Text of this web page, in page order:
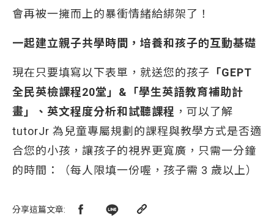
會再被一擁而上的暴衝情緒給綁架了！
一起建立親子共學時間，培養和孩子的互動基礎
現在只要填寫以下表單，就送您的孩子 「GEPT
全民英檢課程20堂」&「學生英語教育補助計
畫」、英文程度分析和試聽課程 ，可以了解
tutorJr 為兒童專屬規劃的課程與教學方式是否適
合您的小孩，讓孩子的視界更寬廣，只需一分鐘
的時間：（每人限填一份喔，孩子需 3 歲以上）
分享這篇文章: